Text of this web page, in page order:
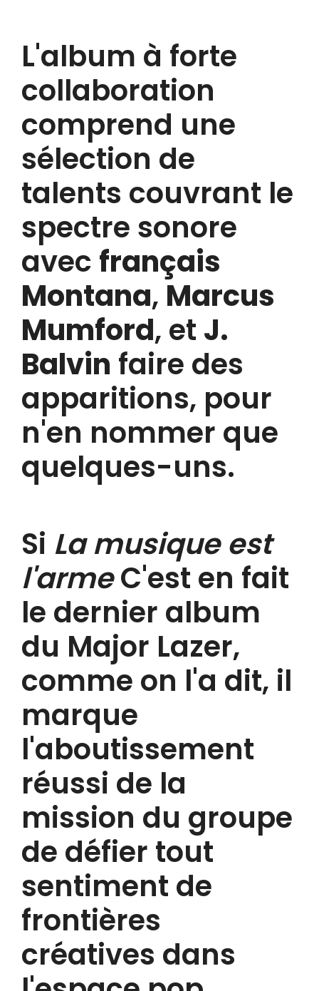
L'album à forte
collaboration
comprend une
sélection de
talents couvrant le
spectre sonore
avec français
Montana, Marcus
Mumford, et J.
Balvin faire des
apparitions, pour
n'en nommer que
quelques-uns.
Si La musique est
l'armeC'est en fait
le dernier album
du Major Lazer,
comme on l'a dit, il
marque
l'aboutissement
réussi de la
mission du groupe
de défier tout
sentiment de
frontières
créatives dans